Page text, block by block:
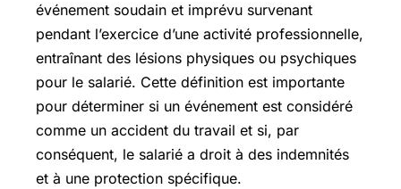
événement soudain et imprévu survenant
pendant l’exercice d’une activité professionnelle,
entraînant des lésions physiques ou psychiques
pour le salarié. Cette définition est importante
pour déterminer si un événement est considéré
comme un accident du travail et si, par
conséquent, le salarié a droit à des indemnités
et à une protection spécifique.